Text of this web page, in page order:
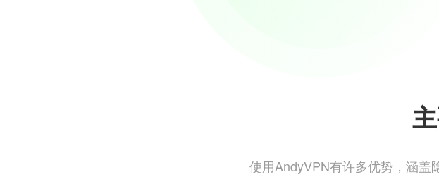
使用AndyVPN有许多优势，涵盖